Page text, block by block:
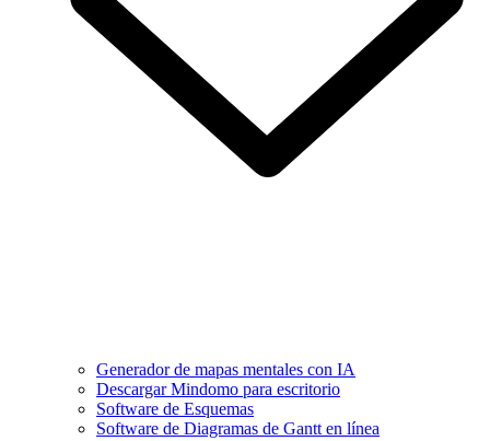
Generador de mapas mentales con IA
Descargar Mindomo para escritorio
Software de Esquemas
Software de Diagramas de Gantt en línea